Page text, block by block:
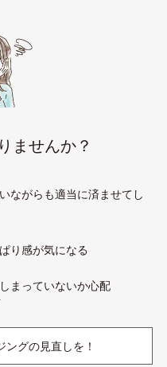
ませんか？
ながらも適当に済ませてし
り感が気になる
まっていないか心配
グの見直しを！